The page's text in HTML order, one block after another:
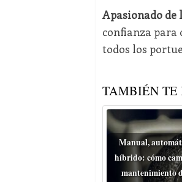
Apasionado
confianza para
todos los
TAMBIÉN TE
Manual,
híbrido: cómo
mantenimiento